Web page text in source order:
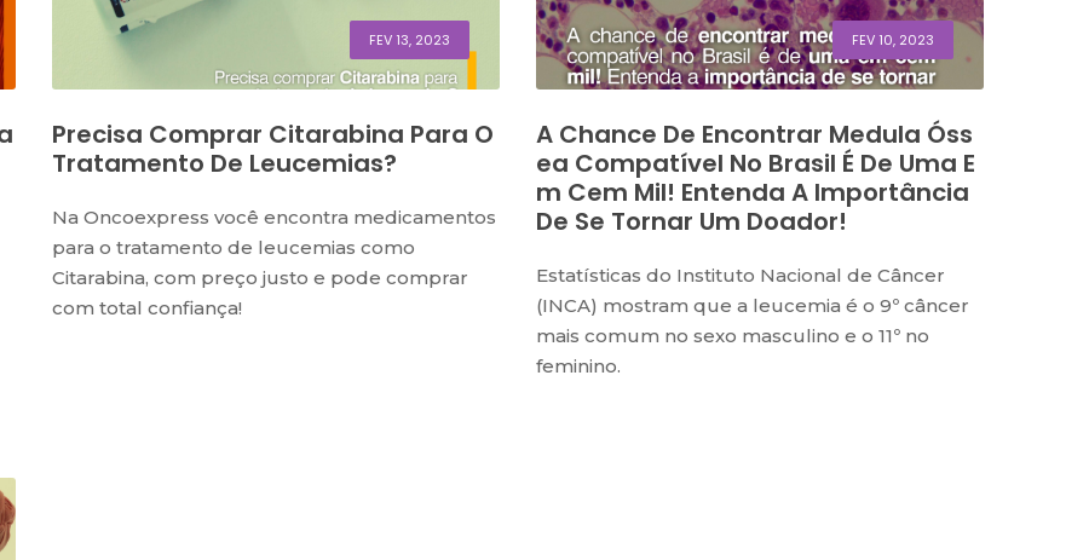
FEV 13, 2023
Precisa Comprar Citarabina Para O
Tratamento De Leucemias?
Na Oncoexpress você encontra medicamentos
para o tratamento de leucemias como
Citarabina, com preço justo e pode comprar
com total confiança!
FEV 10, 2023
A Chance De Encontrar Medula Óss
Ea Compatível No Brasil É De Uma E
M Cem Mil! Entenda A Importância
De Se Tornar Um Doador!
Estatísticas do Instituto Nacional de Câncer
(INCA) mostram que a leucemia é o 9º câncer
mais comum no sexo masculino e o 11º no
feminino.